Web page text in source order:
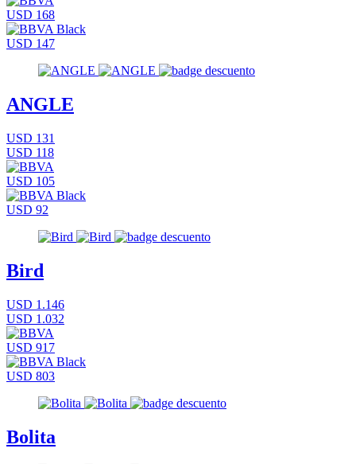
USD 168
USD 147
ANGLE
USD 131
USD 118
USD 105
USD 92
Bird
USD 1.146
USD 1.032
USD 917
USD 803
Bolita